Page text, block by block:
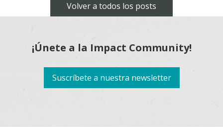
Volver a todos los posts
¡Únete a la Impact Community!
Suscríbete a nuestra newsletter